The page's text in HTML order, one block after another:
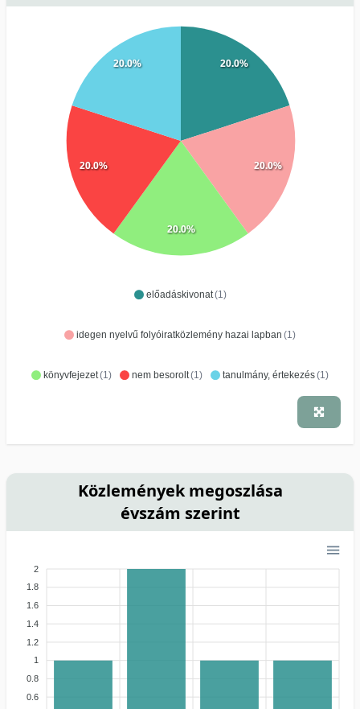
előadáskivonat(1)
idegen nyelvű folyóiratközlemény hazai lapban (1)
könyvfejezet(1) nem besorolt(1) tanulmány, értekezés(1)
20.0%
20.0%
20.0%
20.0%
20.0%
Közlemények megoszlása
évszám szerint
2
1.8
1.6
1.4
1.2
1
0.8
0.6